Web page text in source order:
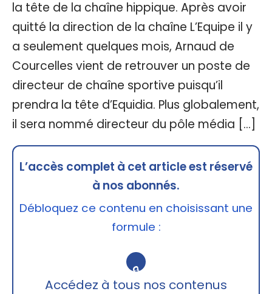
la tête de la chaîne hippique. Après avoir
quitté la direction de la chaîne L’Equipe il y
a seulement quelques mois, Arnaud de
Courcelles vient de retrouver un poste de
directeur de chaîne sportive puisqu’il
prendra la tête d’Equidia. Plus globalement,
il sera nommé directeur du pôle média […]
L’accès complet à cet article est réservé
à nos abonnés.
Débloquez ce contenu en choisissant une
formule :
🔒
Accédez à tous nos contenus